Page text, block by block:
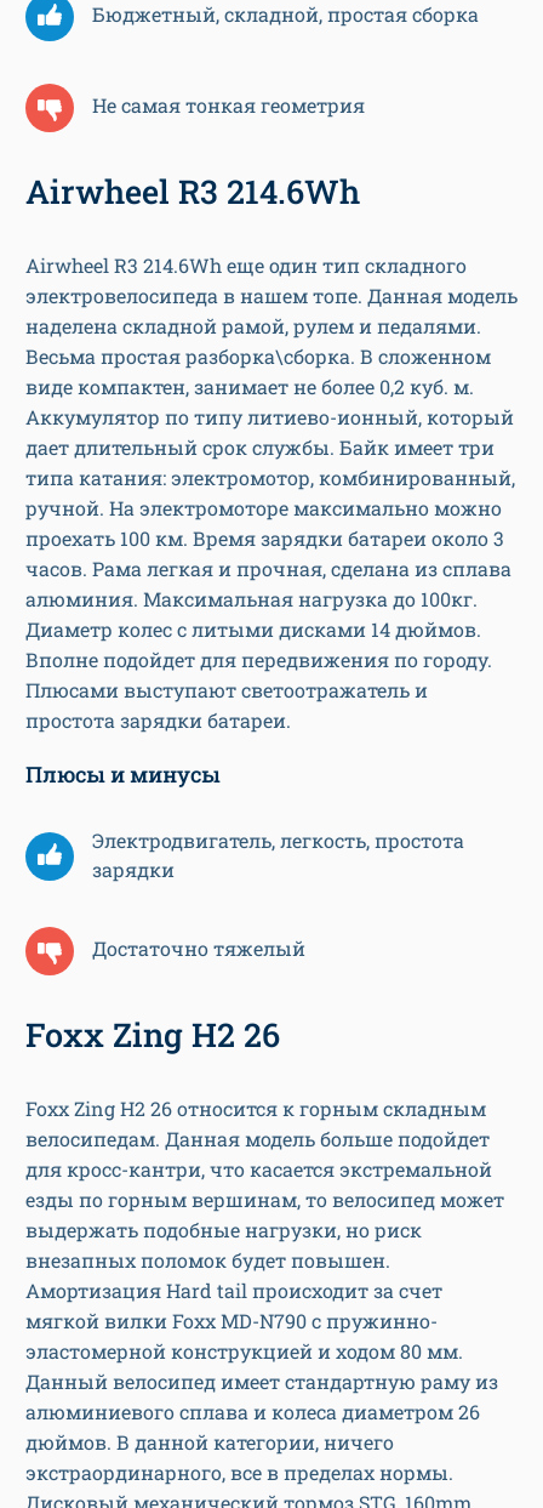
Бюджетный, складной, простая сборка
Не самая тонкая геометрия
Airwheel R3 214.6Wh
Airwheel R3 214.6Wh еще один тип складного
электровелосипеда в нашем топе. Данная модель
наделена складной рамой, рулем и педалями.
Весьма простая разборка\сборка. В сложенном
виде компактен, занимает не более 0,2 куб. м.
Аккумулятор по типу литиево-ионный, который
дает длительный срок службы. Байк имеет три
типа катания: электромотор, комбинированный,
ручной. На электромоторе максимально можно
проехать 100 км. Время зарядки батареи около 3
часов. Рама легкая и прочная, сделана из сплава
алюминия. Максимальная нагрузка до 100кг.
Диаметр колес с литыми дисками 14 дюймов.
Вполне подойдет для передвижения по городу.
Плюсами выступают светоотражатель и
простота зарядки батареи.
Плюсы и минусы
Электродвигатель, легкость, простота
зарядки
Достаточно тяжелый
Foxx Zing H2 26
Foxx Zing H2 26 относится к горным складным
велосипедам. Данная модель больше подойдет
для кросс-кантри, что касается экстремальной
езды по горным вершинам, то велосипед может
выдержать подобные нагрузки, но риск
внезапных поломок будет повышен.
Амортизация Hard tail происходит за счет
мягкой вилки Foxx MD-N790 с пружинно-
эластомерной конструкцией и ходом 80 мм.
Данный велосипед имеет стандартную раму из
алюминиевого сплава и колеса диаметром 26
дюймов. В данной категории, ничего
экстраординарного, все в пределах нормы.